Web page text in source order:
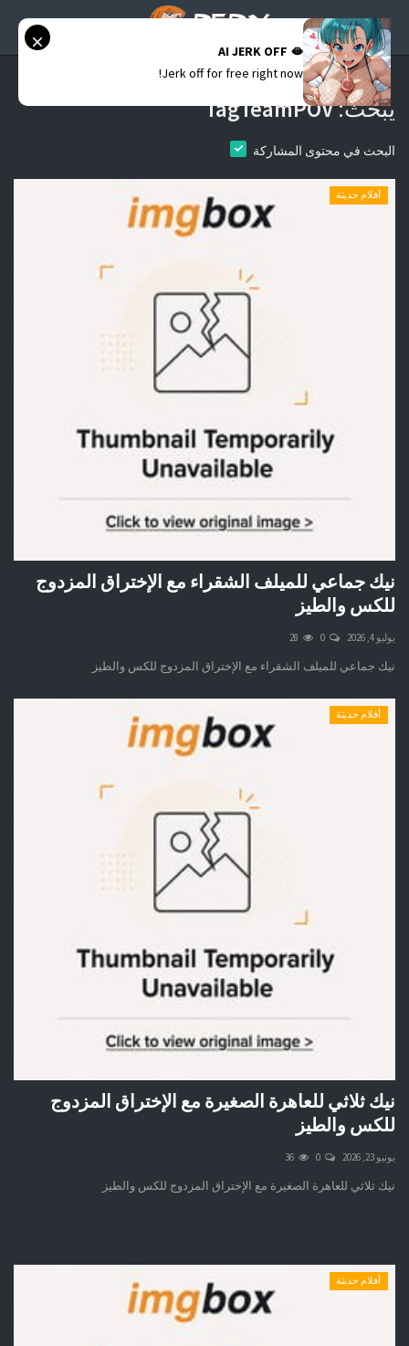
الرئيسية
موقع عرب سكس كوميكس
يبحث:TagTeamPOV
البحث في محتوى المشاركة
أفلام حديثة
نيك جماعي للميلف الشقراء مع الإختراق المزدوج
للكس والطيز
يوليو 4, 2026 0
28
نيك جماعي للميلف الشقراء مع الإختراق المزدوج للكس والطيز
أفلام حديثة
نيك ثلاثي للعاهرة الصغيرة مع الإختراق المزدوج
للكس والطيز
يونيو 23, 2026 0
36
نيك ثلاثي للعاهرة الصغيرة مع الإختراق المزدوج للكس والطيز
AI JERK OFF 🫦
Jerk off for free right now!
أفلام حديثة